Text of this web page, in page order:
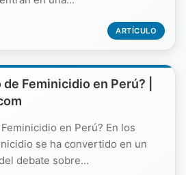
ARTÍCULO
Feminicidio en Perú? |
en Perú? En los
se ha convertido en un
debate sobre...